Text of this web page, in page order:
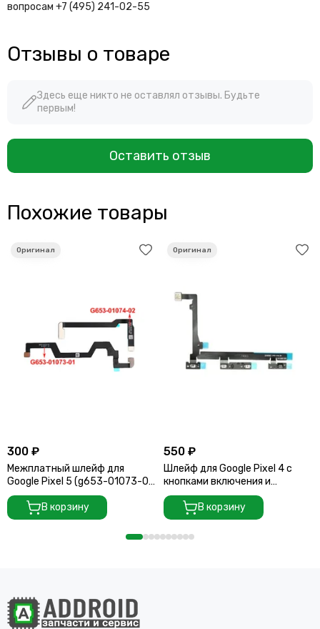
вопросам +7 (495) 241-02-55
Отзывы о товаре
Здесь еще никто не оставлял отзывы. Будьте
первым!
Оставить отзыв
Похожие товары
300 ₽
Межплатный шлейф для
Google Pixel 5 (g653-01073-01
/ g653-01074-02)
В корзину
550 ₽
Шлейф для Google Pixel 4 с
кнопками включения и
регулировки громкости
В корзину